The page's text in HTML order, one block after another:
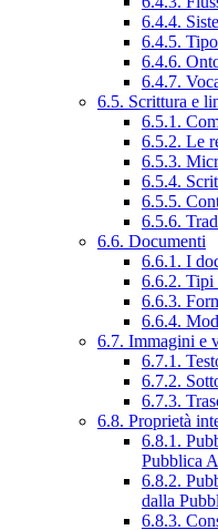
6.4.4.
6.4.5.
6.4.6.
6.4.7.
6.5. Scrittura e
6.5.1.
6.5.2. Le
6.5.3.
6.5.4.
6.5.5.
6.5.6.
6.6. Documenti
6.6.1. I
6.6.2. Tipi
6.6.3.
6.6.4.
6.7. Immagini e
6.7.1.
6.7.2.
6.7.3.
6.8. Proprietà
6.8.1.
Pubblica
6.8.2.
dalla
6.8.3.